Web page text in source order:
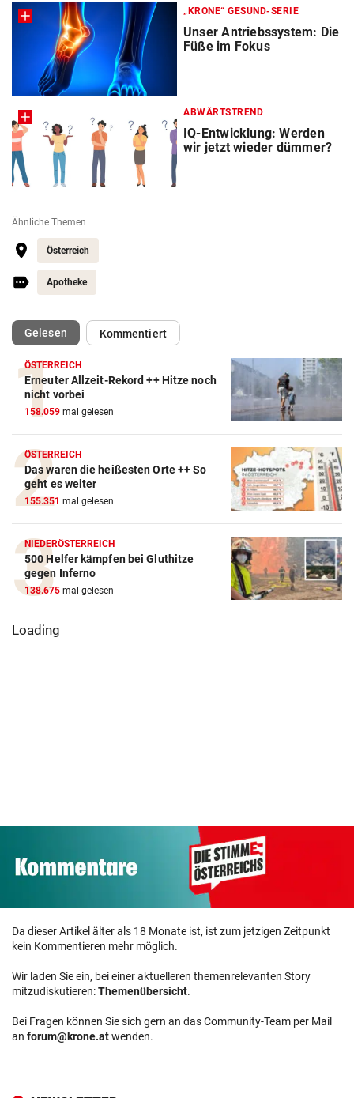
„KRONE“ GESUND-SERIE
Unser Antriebssystem: Die
Füße im Fokus
ABWÄRTSTREND
IQ-Entwicklung: Werden
wir jetzt wieder dümmer?
Ähnliche Themen
Österreich
Apotheke
Gelesen(ausgewählt)Kommentiert
ÖSTERREICH
Erneuter Allzeit-Rekord ++ Hitze noch
nicht vorbei
158.059 mal gelesen
ÖSTERREICH
Das waren die heißesten Orte ++ So
geht es weiter
155.351 mal gelesen
NIEDERÖSTERREICH
500 Helfer kämpfen bei Gluthitze
gegen Inferno
138.675 mal gelesen
Loading
Da dieser Artikel älter als 18 Monate ist, ist zum jetzigen Zeitpunkt
kein Kommentieren mehr möglich.
Wir laden Sie ein, bei einer aktuelleren themenrelevanten Story
mitzudiskutieren:Themenübersicht.
Bei Fragen können Sie sich gern an das Community-Team per Mail
an forum@krone.atwenden.